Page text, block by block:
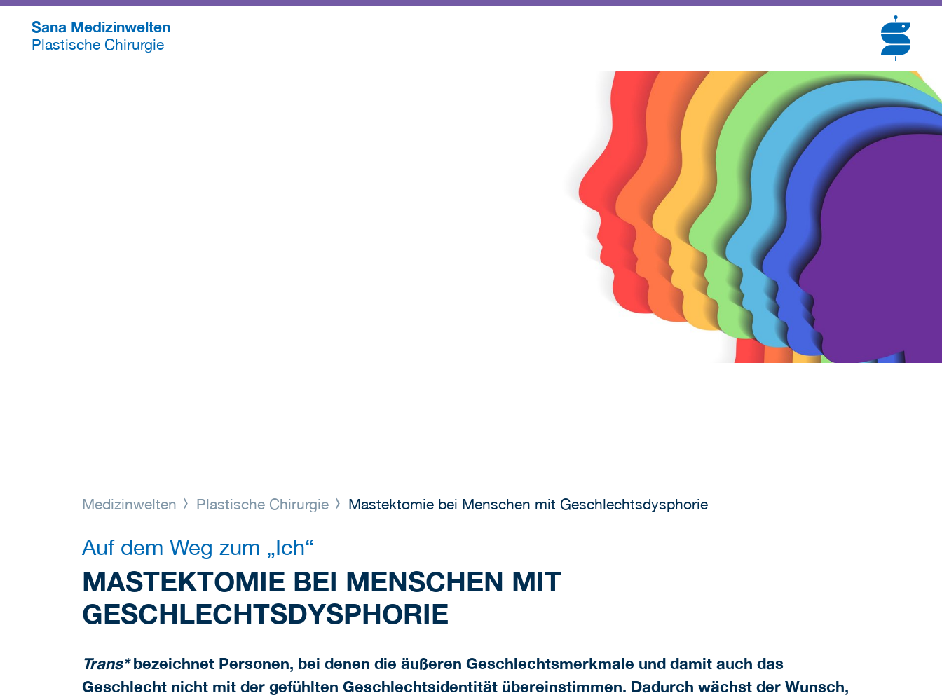
Sana Medizinwelten
Plastische Chirurgie
Medizinwelten Plastische Chirurgie Mastektomie bei Menschen mit Geschlechtsdysphorie
Auf dem Weg zum „Ich“
MASTEKTOMIE BEI MENSCHEN MIT
GESCHLECHTSDYSPHORIE
Trans*bezeichnet Personen, bei denen die äußeren Geschlechtsmerkmale und damit auch das
Geschlecht nicht mit der gefühlten Geschlechtsidentität übereinstimmen. Dadurch wächst der Wunsch,